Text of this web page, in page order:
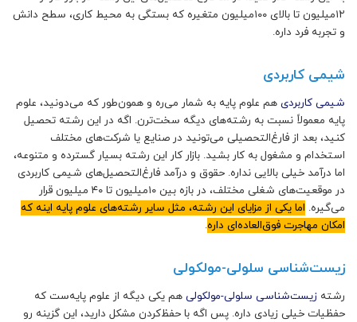
۱۲میلیون تا بالای ۱۰۰میلیون متغیره که بستگی به محیط کاری، سطح دانش
و تجربه فرد داره.
شیمی کاربردی
شیمی کاربردی هم علوم پایه به شمار می‌ره و همون‌طور که می‌دونید، علوم
پایه معمولاً نسبت به رشته‌های دیگه سخت‌ترن. اگه در این رشته تحصیل
کنید، بعد از فارغ‌التحصیلی می‌تونید در صنایع یا شرکت‌های مختلف
استخدام و مشغول به کار بشید. بازار کار این رشته بسیار گسترده و متنوعه،
اما درآمد خیلی بالایی نداره. حقوق و درآمد فارغ‌التحصیل‌های شیمی کاربردی
در موقعیت‌های شغلی مختلف، در بازه بین ۱۰میلیون تا ۴۰ میلیون قرار
می‌گیره. اما یکی از مزایای این رشته، مثل سایر رشته‌های علوم پایه اینه که
امکان مهاجرت فوق‌العاده‌ای داره.
زیست‌شناسی سلولی-مولکولی
رشته زیست‌شناسی سلولی-مولکولی هم یکی دیگه از علوم پایه‌ست که
حفظیات خیلی زیادی داره. پس اگه با حفظ‌کردن مشکل دارید، این گزینه رو